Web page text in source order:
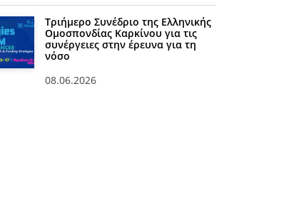
Τριήμερο Συνέδριο της Ελληνικής
Ομοσπονδίας Καρκίνου για τις
συνέργειες στην έρευνα για τη
νόσο
08.06.2026